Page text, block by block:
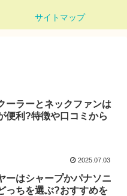
サイトマップ
ーラーとネックファンは
便利?特徴や口コミから
2025.07.03
ーはシャープかパナソニ
っちを選ぶ?おすすめを